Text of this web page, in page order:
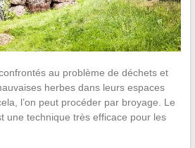
au problème de déchets et
herbes dans leurs espaces
l’on peut procéder par broyage. Le
une technique très efficace pour les